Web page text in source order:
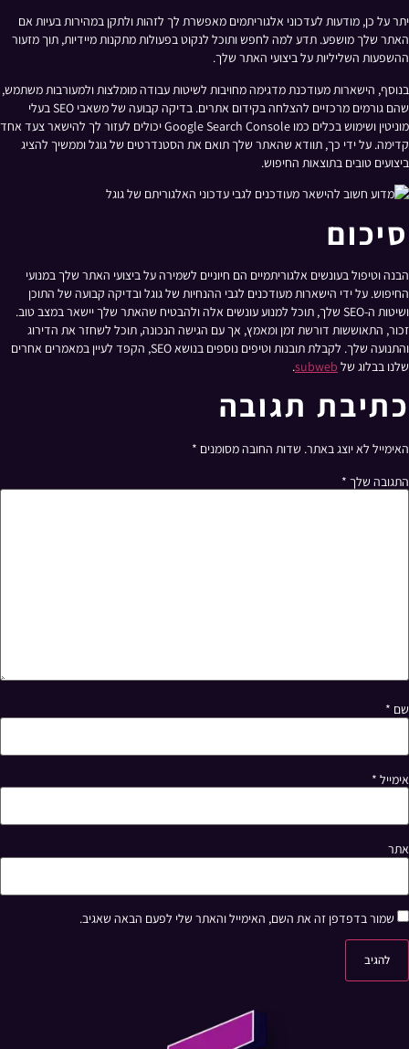
יתר על כן, מודעות לעדכוני אלגוריתמים מאפשרת לך לזהות ולתקן במהירות בעיות אם
האתר שלך מושפע. תדע למה לחפש ותוכל לנקוט בפעולות מתקנות מיידיות, תוך מזעור
ההשפעות השליליות על ביצועי האתר שלך.
בנוסף, הישארות מעודכנת מדגימה מחויבות לשיטות עבודה מומלצות ולמעורבות משתמש,
שהם גורמים מרכזיים להצלחה בקידום אתרים. בדיקה קבועה של משאבי SEO בעלי
מוניטין ושימוש בכלים כמו Google Search Console יכולים לעזור לך להישאר צעד אחד
קדימה. על ידי כך, תוודא שהאתר שלך תואם את הסטנדרטים של גוגל וממשיך להציג
ביצועים טובים בתוצאות החיפוש.
סיכום
הבנה וטיפול בעונשים אלגוריתמיים הם חיוניים לשמירה על ביצועי האתר שלך במנועי
החיפוש. על ידי הישארות מעודכנים לגבי ההנחיות של גוגל ובדיקה קבועה של התוכן
ושיטות ה-SEO שלך, תוכל למנוע עונשים אלה ולהבטיח שהאתר שלך יישאר במצב טוב.
זכור, התאוששות דורשת זמן ומאמץ, אך עם הגישה הנכונה, תוכל לשחזר את הדירוג
והתנועה שלך. לקבלת תובנות וטיפים נוספים בנושא SEO, הקפד לעיין במאמרים אחרים
שלנו בבלוג של subweb
.
כתיבת תגובה
האימייל לא יוצג באתר. שדות החובה מסומנים *
התגובה שלך *
שם *
אימייל *
אתר
שמור בדפדפן זה את השם, האימייל והאתר שלי לפעם הבאה שאגיב.